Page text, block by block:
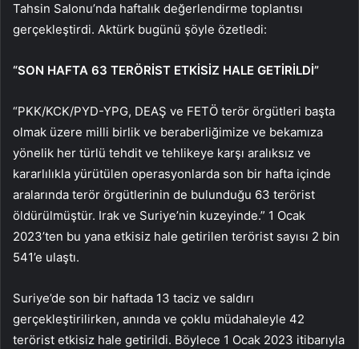
Tahsin Salonu’nda haftalık değerlendirme toplantısı
gerçekleştirdi. Aktürk bugünü şöyle özetledi:
“SON HAFTA 63 TERÖRİST ETKİSİZ HALE GETİRİLDİ”
“PKK/KCK/PYD-YPG, DEAŞ ve FETÖ terör örgütleri başta
olmak üzere milli birlik ve beraberliğimize ve bekamıza
yönelik her türlü tehdit ve tehlikeye karşı aralıksız ve
kararlılıkla yürütülen operasyonlarda son bir hafta içinde
aralarında terör örgütlerinin de bulunduğu 63 terörist
öldürülmüştür. Irak ve Suriye’nin kuzeyinde.” 1 Ocak
2023’ten bu yana etkisiz hale getirilen terörist sayısı 2 bin
541’e ulaştı.
Suriye’de son bir haftada 13 taciz ve saldırı
gerçekleştirilirken, anında ve çoklu müdahaleyle 42
terörist etkisiz hale getirildi. Böylece 1 Ocak 2023 itibarıyla